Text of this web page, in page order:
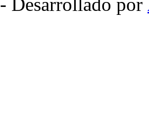
- Desarrollado por